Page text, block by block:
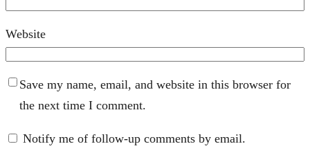
Website
Save my name, email, and website in this browser for
the next time I comment.
Notify me of follow-up comments by email.